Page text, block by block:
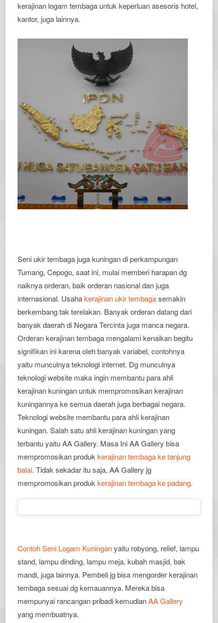
kerajinan logam tembaga untuk keperluan asesoris hotel,
kantor, juga lainnya.
Seni ukir tembaga juga kuningan di perkampungan
Tumang, Cepogo, saat ini, mulai memberi harapan dg
naiknya orderan, baik orderan nasional dan juga
internasional. Usahakerajinan ukir tembagasemakin
berkembang tak terelakan. Banyak orderan datang dari
banyak daerah di Negara Tercinta juga manca negara.
Orderan kerajinan tembaga mengalami kenaikan begitu
signifikan ini karena oleh banyak variabel, contohnya
yaitu munculnya teknologi internet. Dg munculnya
teknologi website maka ingin membantu para ahli
kerajinan kuningan untuk mempromosikan kerajinan
kuningannya ke semua daerah juga berbagai negara.
Teknologi website membantu para ahli kerajinan
kuningan. Salah satu ahli kerajinan kuningan yang
terbantu yaitu AA Gallery. Masa Ini AA Gallery bisa
mempromosikan produkkerajinan tembaga ke tanjung
balai. Tidak sekadar itu saja, AA Gallery jg
mempromosikan produkkerajinan tembaga ke padang.
Contoh Seni Logam Kuninganyaitu robyong, relief, lampu
stand, lampu dinding, lampu meja, kubah masjid, bak
mandi, juga lainnya. Pembeli jg bisa mengorder kerajinan
tembaga sesuai dg kemauannya. Mereka bisa
mempunyai rancangan pribadi kemudianAA Gallery
yang membuatnya.